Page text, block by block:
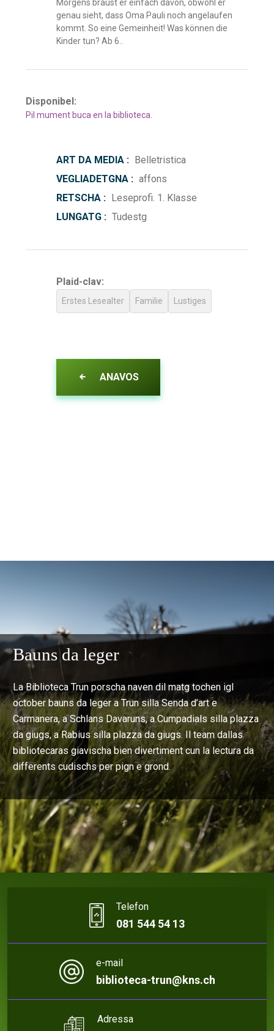
Morgens braust er einfach davon, obwohl er
genau sieht, dass Oma Pauli noch angelaufen
kommt. So eine Gemeinheit! Was können die
Kinder tun? Ab 6..
Disponibel:
Pil mument buca en la biblioteca.
ART DA MEDIA :
Belletristica
VEGLIADETGNA : affons
RETSCHA :
Leseprofi. 1. Klasse
LUNGATG : Tudestg
Plaid-clav:
Erstes Lesealter Familie Lustiges
ANAVOS
Bauns da leger
La Biblioteca Trun porscha naven dil matg tochen igl
october bauns da leger a Trun silla Senda d’art e
Carmanera, a Schlans Davaruns, a Cumpadials silla plazza
da giugs, a Rabius silla plazza da giugs. Il team dallas
bibliotecaras giavischa bien divertiment cun la lectura da
differents cudischs per pign e grond.
Telefon
081 544 54 13
e-mail
biblioteca-trun@kns.ch
Adressa